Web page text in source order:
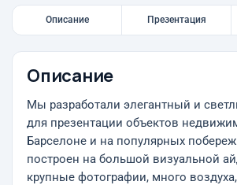
Описание Презентация
Описание
Мы разработали элегантный и
для презентации объектов
Барселоне и на популярных
построен на большой визуальной
крупные фотографии, много